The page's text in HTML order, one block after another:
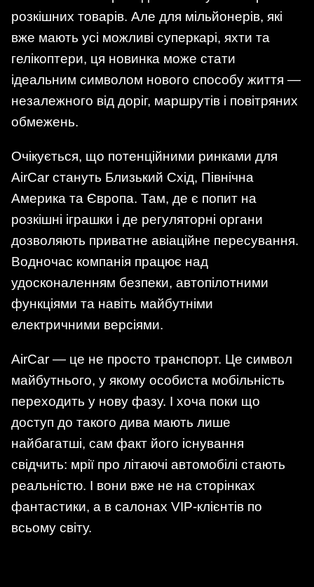
розкішних товарів. Але для мільйонерів, які
вже мають усі можливі суперкарі, яхти та
гелікоптери, ця новинка може стати
ідеальним символом нового способу життя —
незалежного від доріг, маршрутів і повітряних
обмежень.
Очікується, що потенційними ринками для
AirCar стануть Близький Схід, Північна
Америка та Європа. Там, де є попит на
розкішні іграшки і де регуляторні органи
дозволяють приватне авіаційне пересування.
Водночас компанія працює над
удосконаленням безпеки, автопілотними
функціями та навіть майбутніми
електричними версіями.
AirCar — це не просто транспорт. Це символ
майбутнього, у якому особиста мобільність
переходить у нову фазу. І хоча поки що
доступ до такого дива мають лише
найбагатші, сам факт його існування
свідчить: мрії про літаючі автомобілі стають
реальністю. І вони вже не на сторінках
фантастики, а в салонах VIP-клієнтів по
всьому світу.